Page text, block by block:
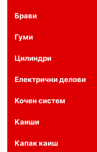
Брави
Гуми
Цилиндри
Електрични делови
Кочен систем
Каиши
Капак каиш